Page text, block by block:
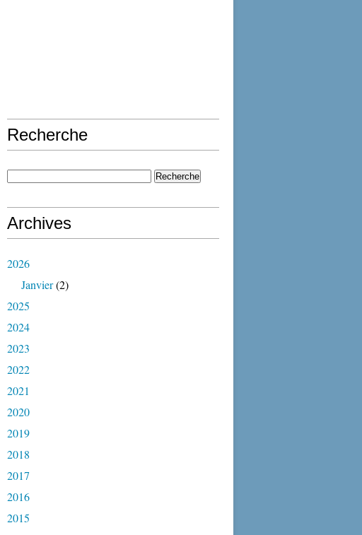
Recherche
Archives
2026
Janvier(2)
2025
2024
2023
2022
2021
2020
2019
2018
2017
2016
2015